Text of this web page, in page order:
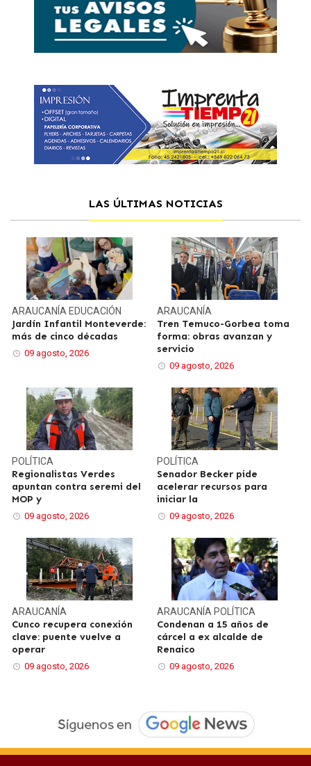
LAS ÚLTIMAS NOTICIAS
ARAUCANÍA EDUCACIÓN
Jardín Infantil Monteverde:
más de cinco décadas
09 agosto, 2026
ARAUCANÍA
Tren Temuco-Gorbea toma
forma: obras avanzan y
servicio
09 agosto, 2026
POLÍTICA
Regionalistas Verdes
apuntan contra seremi del
MOP y
09 agosto, 2026
POLÍTICA
Senador Becker pide
acelerar recursos para
iniciar la
09 agosto, 2026
ARAUCANÍA
Cunco recupera conexión
clave: puente vuelve a
operar
09 agosto, 2026
ARAUCANÍA POLÍTICA
Condenan a 15 años de
cárcel a ex alcalde de
Renaico
09 agosto, 2026